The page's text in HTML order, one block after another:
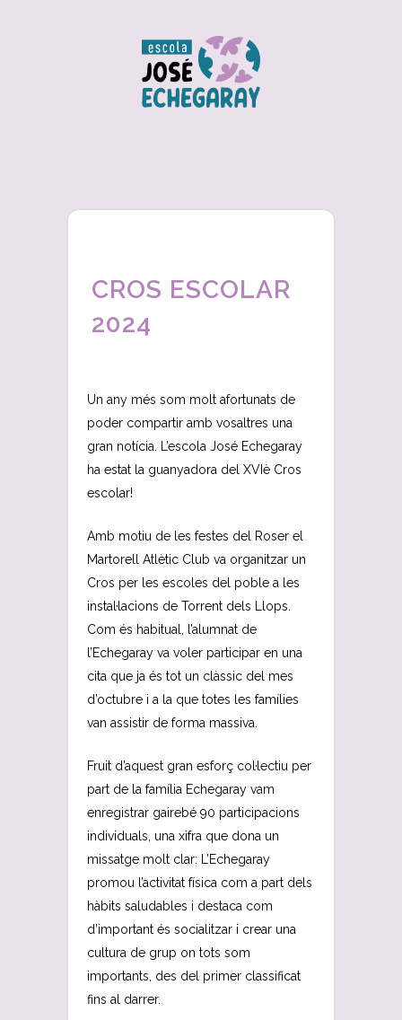
CROS ESCOLAR
2024
Un any més som molt afortunats de
poder compartir amb vosaltres una
gran notícia. L’escola José Echegaray
ha estat la guanyadora del XVIè Cros
escolar!
Amb motiu de les festes del Roser el
Martorell Atlètic Club va organitzar un
Cros per les escoles del poble a les
instal·lacions de Torrent dels Llops.
Com és habitual, l’alumnat de
l’Echegaray va voler participar en una
cita que ja és tot un clàssic del mes
d’octubre i a la que totes les famílies
van assistir de forma massiva.
Fruit d’aquest gran esforç col·lectiu per
part de la família Echegaray vam
enregistrar gairebé 90 participacions
individuals, una xifra que dona un
missatge molt clar: L’Echegaray
promou l’activitat física com a part dels
hàbits saludables i destaca com
d’important és socialitzar i crear una
cultura de grup on tots som
importants, des del primer classificat
fins al darrer.